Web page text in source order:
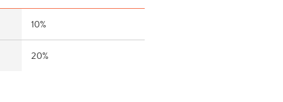
10%
20%